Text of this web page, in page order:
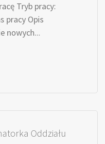
Tryb pracy:
pracy Opis
nowych...
Oddziału